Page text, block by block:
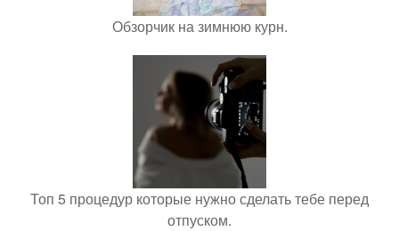
Обзорчик на зимнюю курн.
Топ 5 процедур которые нужно сделать тебе перед
отпуском.